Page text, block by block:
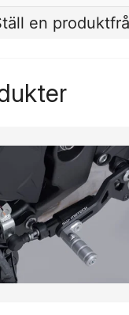
en
Namn
Ja, ni får publicera